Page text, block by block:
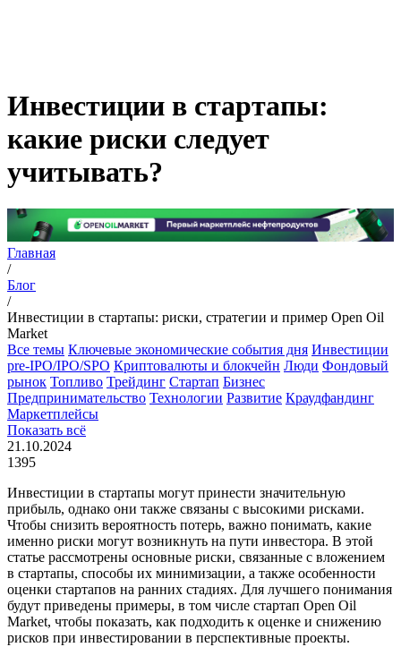
Инвестиции в стартапы:
какие риски следует
учитывать?
Главная
/
Блог
/
Инвестиции в стартапы: риски, стратегии и пример Open Oil
Market
Все темы Ключевые экономические события дня Инвестиции
pre-IPO/IPO/SPO Криптовалюты и блокчейн Люди Фондовый
рынок Топливо Трейдинг Стартап Бизнес
Предпринимательство Технологии Развитие Краудфандинг
Маркетплейсы
Показать всё
21.10.2024
1395
Инвестиции в стартапы могут принести значительную
прибыль, однако они также связаны с высокими рисками.
Чтобы снизить вероятность потерь, важно понимать, какие
именно риски могут возникнуть на пути инвестора. В этой
статье рассмотрены основные риски, связанные с вложением
в стартапы, способы их минимизации, а также особенности
оценки стартапов на ранних стадиях. Для лучшего понимания
будут приведены примеры, в том числе стартап Open Oil
Market, чтобы показать, как подходить к оценке и снижению
рисков при инвестировании в перспективные проекты.